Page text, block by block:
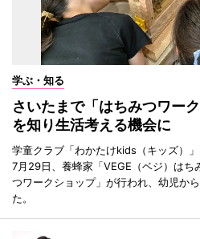
学ぶ・知る
さいたまで「はちみつワー
を知り生活考える機会に
学童クラブ「わかたけkids（キッズ）
7月29日、養蜂家「VEGE（ベジ）はち
つワークショップ」が行われ、幼児か
た。